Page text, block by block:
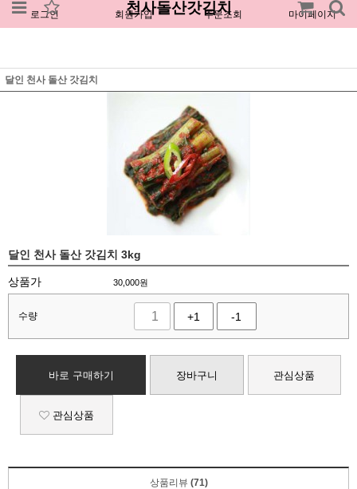
로그인 회원가입 주문조회 마이페이지
천사돌산갓김치
달인 천사 돌산 갓김치
달인 천사 돌산 갓김치 3kg
상품가 30,000원
수량 +1 -1
바로 구매하기 장바구니 관심상품
관심상품
상품리뷰 (71)